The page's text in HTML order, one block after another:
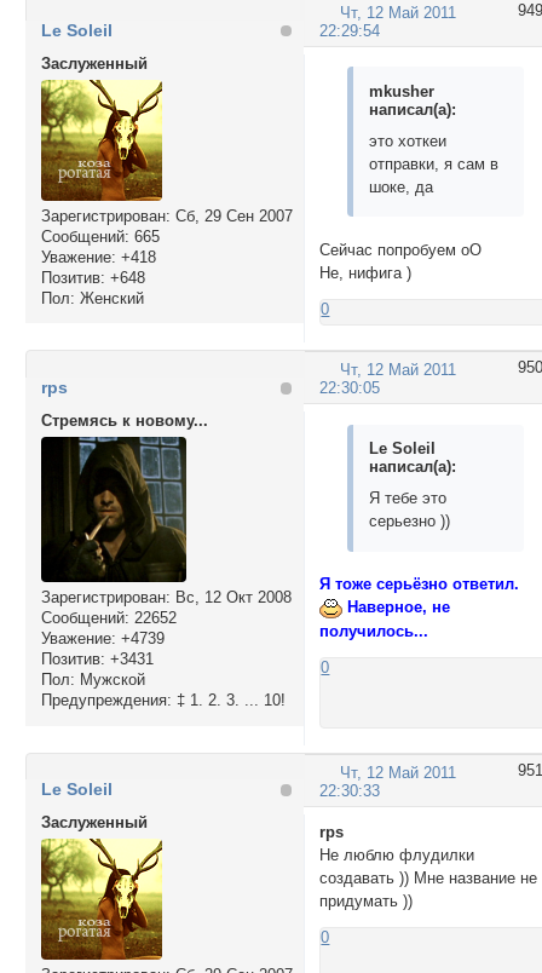
949
Чт, 12 Май 2011
22:29:54
Le Soleil
Заслуженный
Зарегистрирован: Сб, 29 Сен 2007
Сообщений: 665
Уважение: +418
Позитив: +648
Пол: Женский
mkusher
написал(а):
это хоткеи
отправки, я сам в
шоке, да
Сейчас попробуем оО
Не, нифига )
0
950
Чт, 12 Май 2011
22:30:05
rps
Стремясь к новому...
Зарегистрирован: Вс, 12 Окт 2008
Сообщений: 22652
Уважение: +4739
Позитив: +3431
Пол: Мужской
Предупреждения: ‡ 1. 2. 3. ... 10!
Le Soleil
написал(а):
Я тебе это
серьезно ))
Я тоже серьёзно ответил.
Наверное, не
получилось...
0
951
Чт, 12 Май 2011
22:30:33
Le Soleil
Заслуженный
rps
Не люблю флудилки
создавать )) Мне название не
придумать ))
0